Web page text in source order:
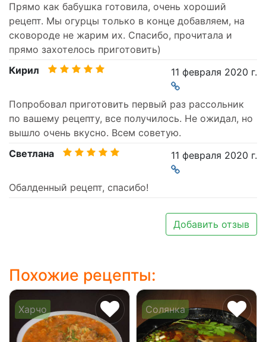
Прямо как бабушка готовила, очень хороший
рецепт. Мы огурцы только в конце добавляем, на
сковороде не жарим их. Спасибо, прочитала и
прямо захотелось приготовить)
11 февраля 2020 г.
Кирил
Попробовал приготовить первый раз рассольник
по вашему рецепту, все получилось. Не ожидал, но
вышло очень вкусно. Всем советую.
11 февраля 2020 г.
Светлана
Обалденный рецепт, спасибо!
Добавить отзыв
Похожие рецепты:
Харчо Солянка